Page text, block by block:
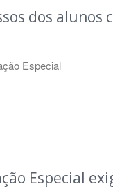
dos alunos
Especial
Especial